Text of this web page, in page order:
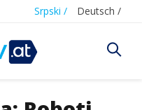
Srpski / Deutsch /